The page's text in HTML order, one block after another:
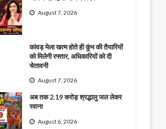
August 7, 2026
कांवड़ मेला खत्म होते ही कुंभ की तैयारियों
को मिलेगी रफ्तार, अधिकारियों को दी
चेतावनी
August 7, 2026
अब तक 2.19 करोड़ श्रद्धालु जल लेकर
रवाना
August 6, 2026